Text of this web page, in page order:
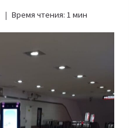
Время чтения: 1 мин